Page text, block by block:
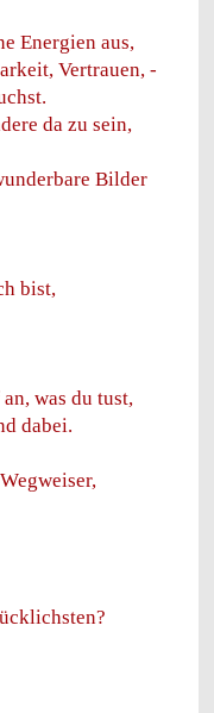
Energien aus,
Vertrauen, -
da zu sein,
Bilder
bist,
was du tust,
dabei.